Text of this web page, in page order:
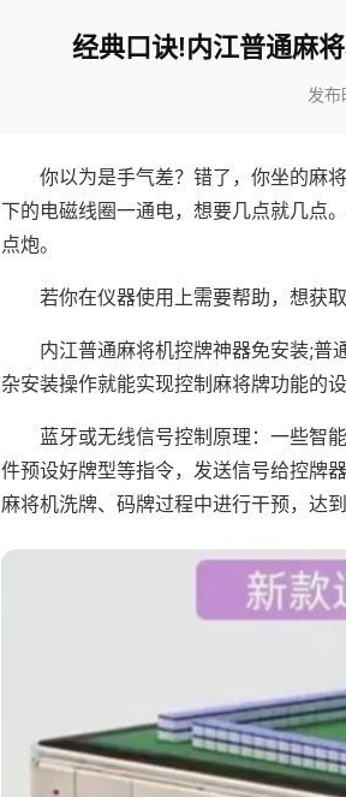
经典口诀!内江普通麻
发
你以为是手气差？错了，你坐的麻
下的电磁线圈一通电，想要几点就几点
点炮。
若你在仪器使用上需要帮助，想获
内江普通麻将机控牌神器免安装;普
杂安装操作就能实现控制麻将牌功能的设
蓝牙或无线信号控制原理：一些智
件预设好牌型等指令，发送信号给控牌
麻将机洗牌、码牌过程中进行干预，达到